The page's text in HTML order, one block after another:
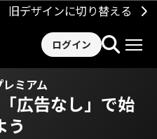
旧デザインに切り替える
ログイン
ミアム
「広告なし」で始
う